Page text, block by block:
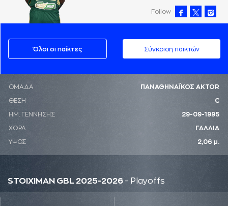
Follow
Όλοι οι παίκτες Σύγκριση παικτών
ΟΜΑΔΑ ΠΑΝΑΘΗΝΑΪΚΟΣ AKTOR
ΘΕΣΗ C
ΗΜ. ΓΕΝΝΗΣΗΣ 29-09-1995
ΧΩΡΑ ΓΑΛΛΙΑ
ΥΨΟΣ 2,06 μ.
STOIXIMAN GBL 2025-2026 - Playoffs